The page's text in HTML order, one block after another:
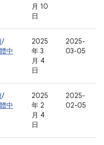
月 10
日
/
中
2025
年 3
月 4
日
2025-
03-05
/
中
2025
年 2
月 4
日
2025-
02-05